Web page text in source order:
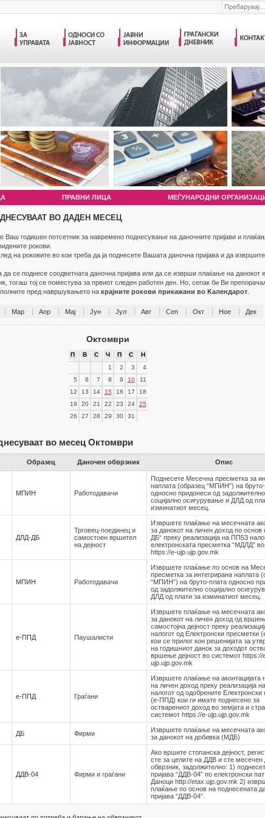
ПРАВНИ ЛИЦА МЕЃУНАРОДНИ
ВО ДАДЕН МЕСЕЦ
е Ваш годишен потсетник за навремено поднесување на даночните пријави и
рокови.
на роковите во кои треба да ја поднесете Вашата даночна пријава и да
да се поднесе соодветната даночна пријава или да се изврши плаќање на данокот
тогаш тој се поместува за првиот следен работен ден. Но, сепак би Ви
пред навршувањето на крајните рокови прикажани во Kалендарот
Мар Апр Мај Јун Јул Авг Сеп Окт Ное Дек
Октомври
П В С Ч П С
Н
1
2 3
4
5
6 7 8 9 10
11
12
13 14 15 16 17
18
19
20 21 22 23 24
25
26
27 28 29 30 31
во месец Октомври
Образец Даночен обврзник Опис
МПИН Работодавaчи
Поднесете Месечна пресметка за
наплата (образец “МПИН”) на
односно придонеси од задолжително
социјално осигурување и ДЛД од
изминатиот месец.
ДЛД-ДБ
Трговец-поединец и
самостоен вршител
на дејност
Извршете плаќање на месечната
за данокот на личен доход по основ
ДБ“ преку реализација на ПП53
електронската пресметка “МДЛД”
https://e-ujp.ujp.gov.mk
МПИН Работодавaчи
Извршете плаќање по основ на
пресметка за интегрирана наплата
“МПИН”) на бруто-плата односно
од задолжително социјално
ДЛД од плати за изминатиот месец.
е-ППД Паушалисти
Извршете плаќање на месечната
за данокот на личен доход од
самостојна дејност преку
налогот од Електронски пресметки
кои се прилог кон решенијата за
на годишниот данок за доходот
вршење дејност во системот https://
ujp.ujp.gov.mk
е-ППД Граѓани
Извршете плаќање на аконтацијата
на личен доход преку реализација
налогот од одобрените Електронски
(е-ППД) кои ги имате поднесено за
остварениот доход во земјата и
системот https://e-ujp.ujp.gov.mk
ДБ Фирми
Извршете плаќање на месечната
за данокот на добивка (МДБ)
ДДВ-04 Фирми и граѓани
Ако вршите стопанска дејност,
сте за целите на ДДВ и сте месечен
обврзник, задолжително: 1)
пријава “ДДВ-04” по електронски
Даноци http://etax.ujp.gov.mk 2)
плаќање по основ на поднесената
пријава “ДДВ-04”.